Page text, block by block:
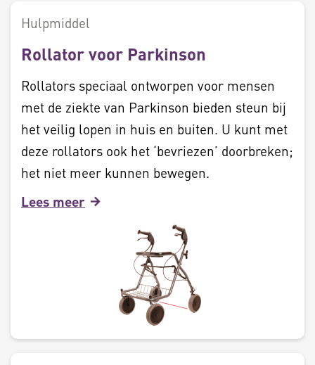
Hulpmiddel
Rollator voor Parkinson
Rollators speciaal ontworpen voor mensen
met de ziekte van Parkinson bieden steun bij
het veilig lopen in huis en buiten. U kunt met
deze rollators ook het ‘bevriezen’ doorbreken;
het niet meer kunnen bewegen.
Lees meer